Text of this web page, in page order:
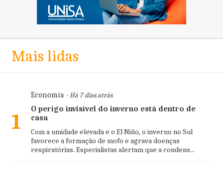
Mais lidas
1
Economia- Há 7 dias atrás
O perigo invisível do inverno está dentro de
casa
Com a umidade elevada e o El Niño, o inverno no Sul
favorece a formação de mofo e agrava doenças
respiratórias. Especialistas alertam que a condens...